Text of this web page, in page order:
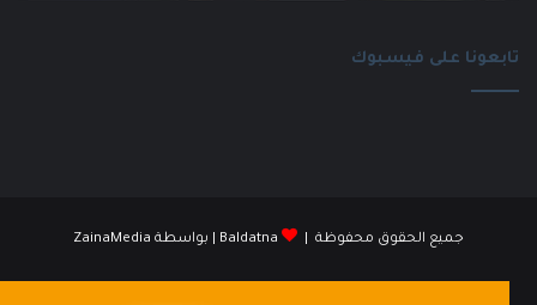
تابعونا على فيسبوك
جميع الحقوق محفوظة | Baldatna | بواسطة ZainaMedia